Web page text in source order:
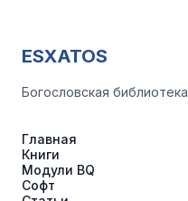
ESXATOS
Богословская библиотека
Главная
Книги
Модули BQ
Софт